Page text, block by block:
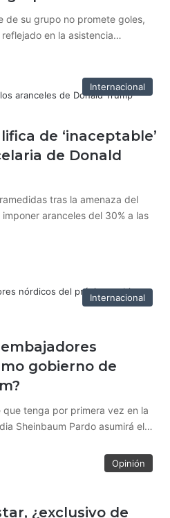
de su grupo no promete goles,
en la asistencia…
Internacional
de ‘inaceptable’
de Donald
tras la amenaza del
aranceles del 30% a las
Internacional
gobierno de
tenga por primera vez en la
Sheinbaum Pardo asumirá el…
Opinión
¿exclusivo de